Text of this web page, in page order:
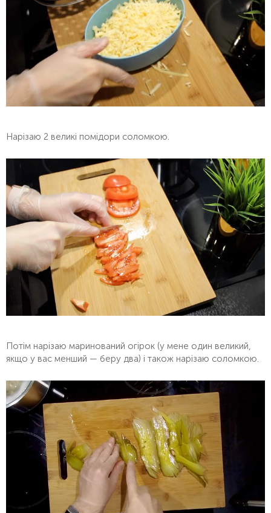
Нарізаю 2 великі помідори соломкою.
Потім нарізаю маринований огірок (у мене один великий,
якщо у вас менший — беру два) і також нарізаю соломкою.